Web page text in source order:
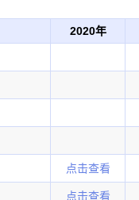
2020年
点击查看
点击查看